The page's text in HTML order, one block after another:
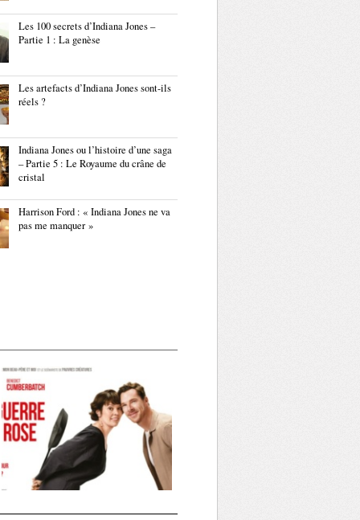
Les 100 secrets d’Indiana Jones –
Partie 1 : La genèse
Les artefacts d’Indiana Jones sont-ils
réels ?
Indiana Jones ou l’histoire d’une saga
– Partie 5 : Le Royaume du crâne de
cristal
Harrison Ford : « Indiana Jones ne va
pas me manquer »